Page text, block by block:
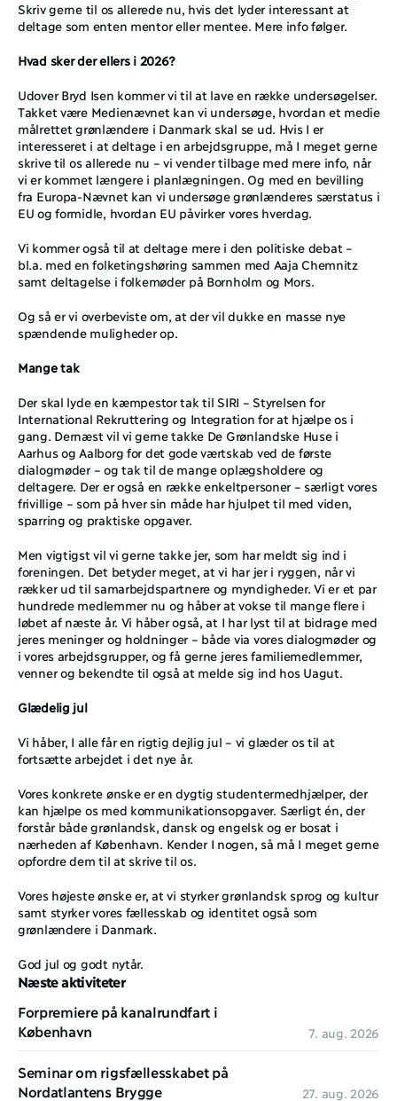
Skriv gerne til os allerede nu, hvis det lyder interessant at
deltage som enten mentor eller mentee. Mere info følger.
Hvad sker der ellers i 2026?
Udover Bryd Isen kommer vi til at lave en række undersøgelser.
Takket være Medienævnet kan vi undersøge, hvordan et medie
målrettet grønlændere i Danmark skal se ud. Hvis I er
interesseret i at deltage i en arbejdsgruppe, må I meget gerne
skrive til os allerede nu – vi vender tilbage med mere info, når
vi er kommet længere i planlægningen. Og med en bevilling
fra Europa-Nævnet kan vi undersøge grønlænderes særstatus i
EU og formidle, hvordan EU påvirker vores hverdag.
Vi kommer også til at deltage mere i den politiske debat –
bl.a. med en folketingshøring sammen med Aaja Chemnitz
samt deltagelse i folkemøder på Bornholm og Mors.
Og så er vi overbeviste om, at der vil dukke en masse nye
spændende muligheder op.
Mange tak
Der skal lyde en kæmpestor tak til SIRI – Styrelsen for
International Rekruttering og Integration for at hjælpe os i
gang. Dernæst vil vi gerne takke De Grønlandske Huse i
Aarhus og Aalborg for det gode værtskab ved de første
dialogmøder – og tak til de mange oplægsholdere og
deltagere. Der er også en række enkeltpersoner – særligt vores
frivillige – som på hver sin måde har hjulpet til med viden,
sparring og praktiske opgaver.
Men vigtigst vil vi gerne takke jer, som har meldt sig ind i
foreningen. Det betyder meget, at vi har jer i ryggen, når vi
rækker ud til samarbejdspartnere og myndigheder. Vi er et par
hundrede medlemmer nu og håber at vokse til mange flere i
løbet af næste år. Vi håber også, at I har lyst til at bidrage med
jeres meninger og holdninger – både via vores dialogmøder og
i vores arbejdsgrupper, og få gerne jeres familiemedlemmer,
venner og bekendte til også at melde sig ind hos Uagut.
Glædelig jul
Vi håber, I alle får en rigtig dejlig jul – vi glæder os til at
fortsætte arbejdet i det nye år.
Vores konkrete ønske er en dygtig studentermedhjælper, der
kan hjælpe os med kommunikationsopgaver. Særligt én, der
forstår både grønlandsk, dansk og engelsk og er bosat i
nærheden af København. Kender I nogen, så må I meget gerne
opfordre dem til at skrive til os.
Vores højeste ønske er, at vi styrker grønlandsk sprog og kultur
samt styrker vores fællesskab og identitet også som
grønlændere i Danmark.
God jul og godt nytår.
Næste aktiviteter
Forpremiere på kanalrundfart i
København
7. aug. 2026
Seminar om rigsfællesskabet på
Nordatlantens Brygge
27. aug. 2026